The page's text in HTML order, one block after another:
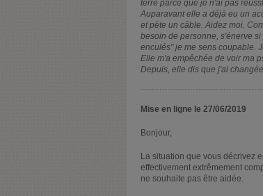
terre parce que je n'ai pas
Auparavant elle a déjà eu un
et pète un câble. Aidez moi.
besoin de personne, s'énerve
enculés" je me sens coupable.
Elle m'a empêchée de voir ma
Depuis, elle dis que j'ai
Mise en ligne le 27/06/2019
Bonjour,
La situation que vous décrivez
effectivement extrêmement
ne souhaite pas être aidée.